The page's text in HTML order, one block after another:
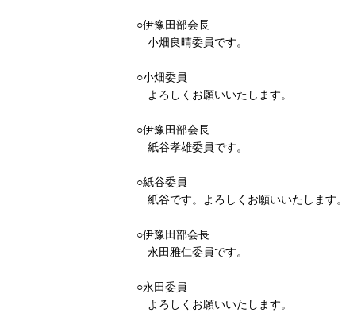
○伊豫田部会長
小畑良晴委員です。
○小畑委員
よろしくお願いいたします。
○伊豫田部会長
紙谷孝雄委員です。
○紙谷委員
紙谷です。よろしくお願いいたします。
○伊豫田部会長
永田雅仁委員です。
○永田委員
よろしくお願いいたします。